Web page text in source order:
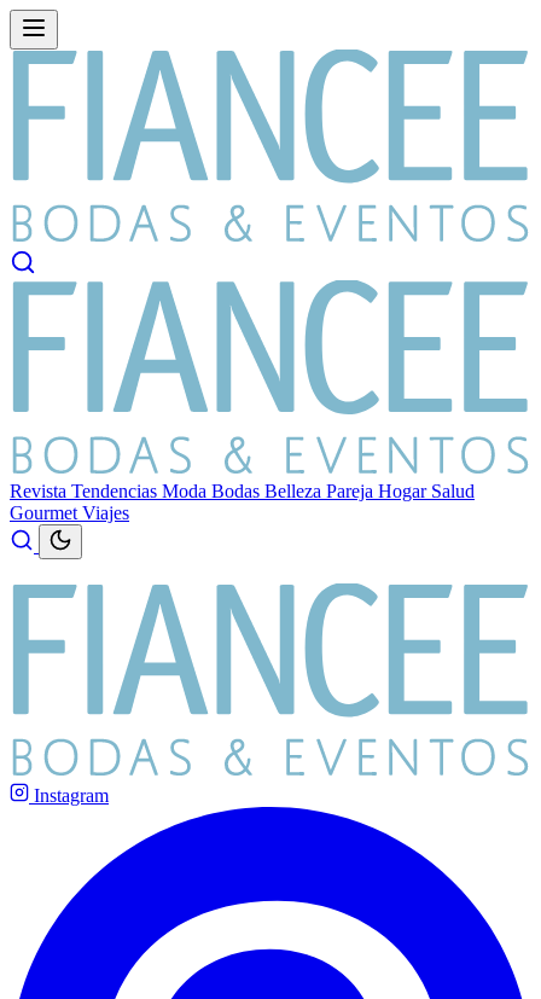
Revista Tendencias Moda Bodas Belleza Pareja Hogar Salud
Gourmet Viajes
Instagram